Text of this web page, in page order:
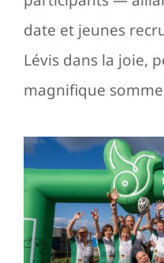
date et jeunes
Lévis dans la joie,
magnifique